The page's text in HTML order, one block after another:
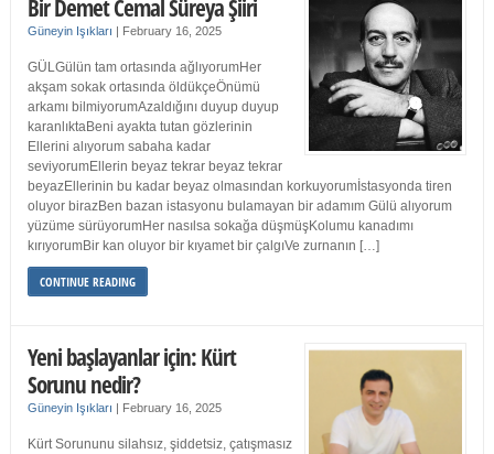
Bir Demet Cemal Süreya Şiiri
Güneyin Işıkları | February 16, 2025
GÜLGülün tam ortasında ağlıyorumHer
akşam sokak ortasında öldükçeÖnümü
arkamı bilmiyorumAzaldığını duyup duyup
karanlıktaBeni ayakta tutan gözlerinin
Ellerini alıyorum sabaha kadar
seviyorumEllerin beyaz tekrar beyaz tekrar
beyazEllerinin bu kadar beyaz olmasından korkuyorumİstasyonda tiren
oluyor birazBen bazan istasyonu bulamayan bir adamım Gülü alıyorum
yüzüme sürüyorumHer nasılsa sokağa düşmüşKolumu kanadımı
kırıyorumBir kan oluyor bir kıyamet bir çalgıVe zurnanın […]
CONTINUE READING
Yeni başlayanlar için: Kürt
Sorunu nedir?
Güneyin Işıkları | February 16, 2025
Kürt Sorununu silahsız, şiddetsiz, çatışmasız